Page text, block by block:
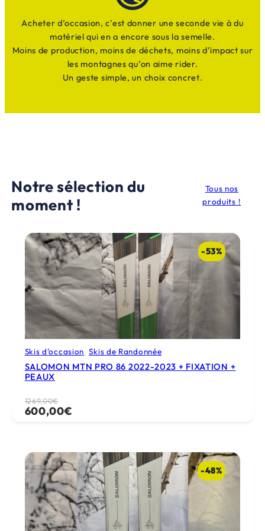
Acheter d’occasion, c’est donner une seconde vie à du
matériel qui en a encore sous la semelle.
Moins de production, moins de déchets, moins d’impact sur
les montagnes qu’on aime rider.
Un geste simple, un choix concret.
Notre sélection du
moment !
Tous nos
produits !
-53%
Skis d’occasion, Skis de Randonnée
SALOMON MTN PRO 86 2022-2023 + FIXATION +
PEAUX
1269,00€
Le
prix
1269,00€.
600,00€
Le
prix
600,00€.
-48%